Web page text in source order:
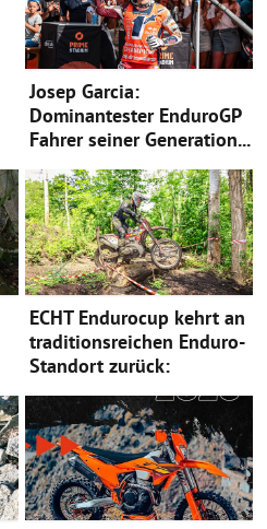
Josep Garcia:
Dominantester EnduroGP
Fahrer seiner Generation...
ECHT Endurocup kehrt an
traditionsreichen Enduro-
Standort zurück: